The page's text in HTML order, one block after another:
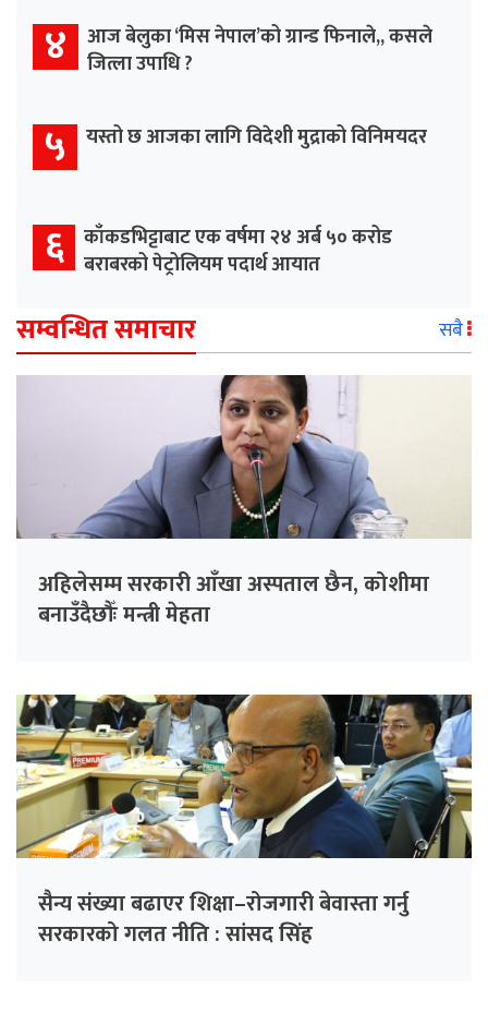
४ आज बेलुका ‘मिस नेपाल’को ग्रान्ड फिनाले,, कसले
जित्ला उपाधि ?
५ यस्तो छ आजका लागि विदेशी मुद्राको विनिमयदर
६ काँकडभिट्टाबाट एक वर्षमा २४ अर्ब ५० करोड
बराबरको पेट्रोलियम पदार्थ आयात
सम्वन्धित समाचार सबै
अहिलेसम्म सरकारी आँखा अस्पताल छैन, कोशीमा
बनाउँदैछौँः मन्त्री मेहता
सैन्य संख्या बढाएर शिक्षा–रोजगारी बेवास्ता गर्नु
सरकारको गलत नीति : सांसद सिंह